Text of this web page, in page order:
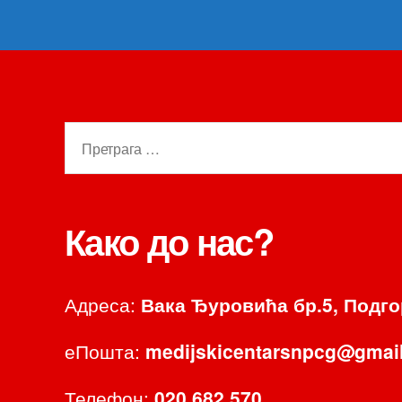
Како до нас?
Адреса: Вака Ђуровића бр.5,
еПошта: